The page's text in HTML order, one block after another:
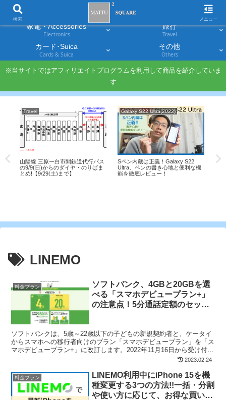
家電・Accessories
Electronics
旅行
Travel
カード･Suica
Cards & Suica
その他
Others
※当サイトではアフィリエイトプログラムを利用して商品を紹介していま
す
Travel
山陽線 三原ー白市間鉄道代行バス
の9/9(日)からのダイヤ・のりばま
とめ!【9/29(土)まで】
Galaxy S22 Ultra(2022)
Sペン内蔵は正義！Galaxy S22
Ultra、ペンの書き心地と便利な機
能を徹底レビュー！
平
LINEMO
料金プラン
ソフトバンク、4GBと20GBを選
べる「スマホデビュープラン+」
の注意点！5分通話定額のセット
ソフトバンクは、5歳～22歳以下の子どもの新規契約者と、ケータイ
からスマホへの移行者向けのプラン「スマホデビュープラン」を「ス
マホデビュープラン+」に改訂します。2022年11月16日から受け付け
2023.02.24
料金プラン
LINEMO利用中にiPhone 15を機
種変更する3つの方法!!一括・分割
や使い方に応じて、お得な買い方
検索 メニュー